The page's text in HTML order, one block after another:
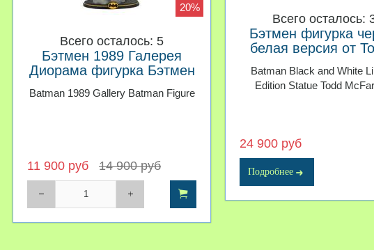
20%
Всего осталось: 5
Бэтмен 1989 Галерея
Диорама фигурка Бэтмен
Batman 1989 Gallery Batman Figure
11 900 руб 14 900 руб
Всего осталось:
Бэтмен фигурка
белая версия от
Batman Black and White
Edition Statue Todd
24 900 руб
Подробнее